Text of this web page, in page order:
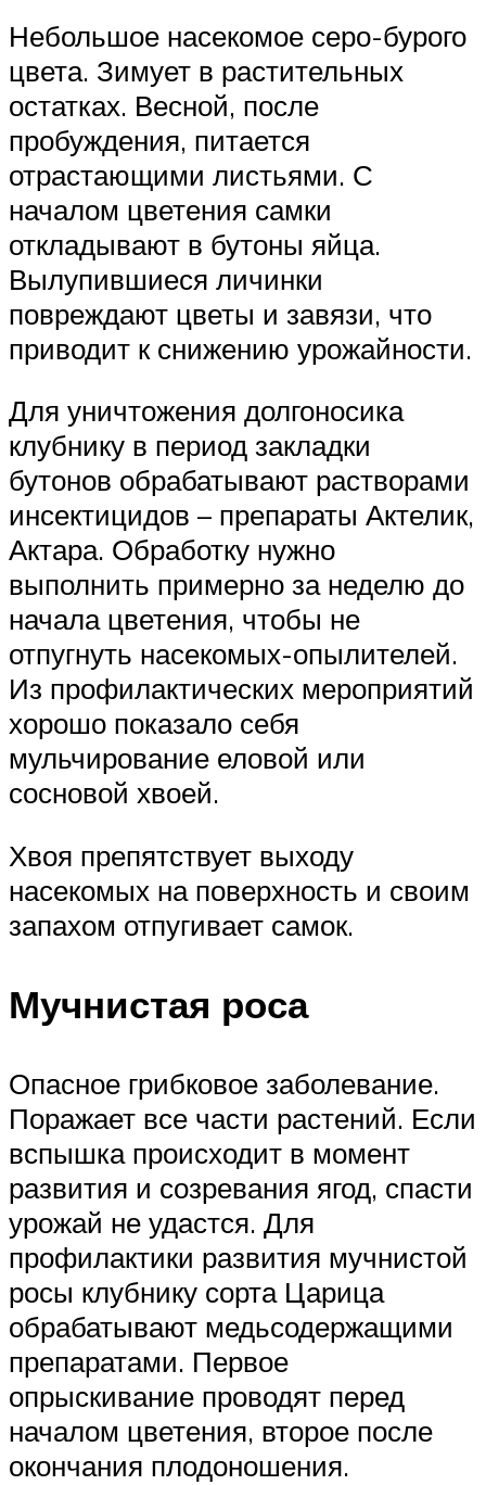
Небольшое насекомое серо-бурого
цвета. Зимует в растительных
остатках. Весной, после
пробуждения, питается
отрастающими листьями. С
началом цветения самки
откладывают в бутоны яйца.
Вылупившиеся личинки
повреждают цветы и завязи, что
приводит к снижению урожайности.
Для уничтожения долгоносика
клубнику в период закладки
бутонов обрабатывают растворами
инсектицидов – препараты Актелик,
Актара. Обработку нужно
выполнить примерно за неделю до
начала цветения, чтобы не
отпугнуть насекомых-опылителей.
Из профилактических мероприятий
хорошо показало себя
мульчирование еловой или
сосновой хвоей.
Хвоя препятствует выходу
насекомых на поверхность и своим
запахом отпугивает самок.
Мучнистая роса
Опасное грибковое заболевание.
Поражает все части растений. Если
вспышка происходит в момент
развития и созревания ягод, спасти
урожай не удастся. Для
профилактики развития мучнистой
росы клубнику сорта Царица
обрабатывают медьсодержащими
препаратами. Первое
опрыскивание проводят перед
началом цветения, второе после
окончания плодоношения.